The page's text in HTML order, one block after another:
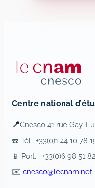
Centre national
📍Cnesco 41 rue Gay-
☎️ Tél : +33(0)1 44 10 78
📱 Port. : +33(0)6 98 51
✉️ cnesco@lecnam.net